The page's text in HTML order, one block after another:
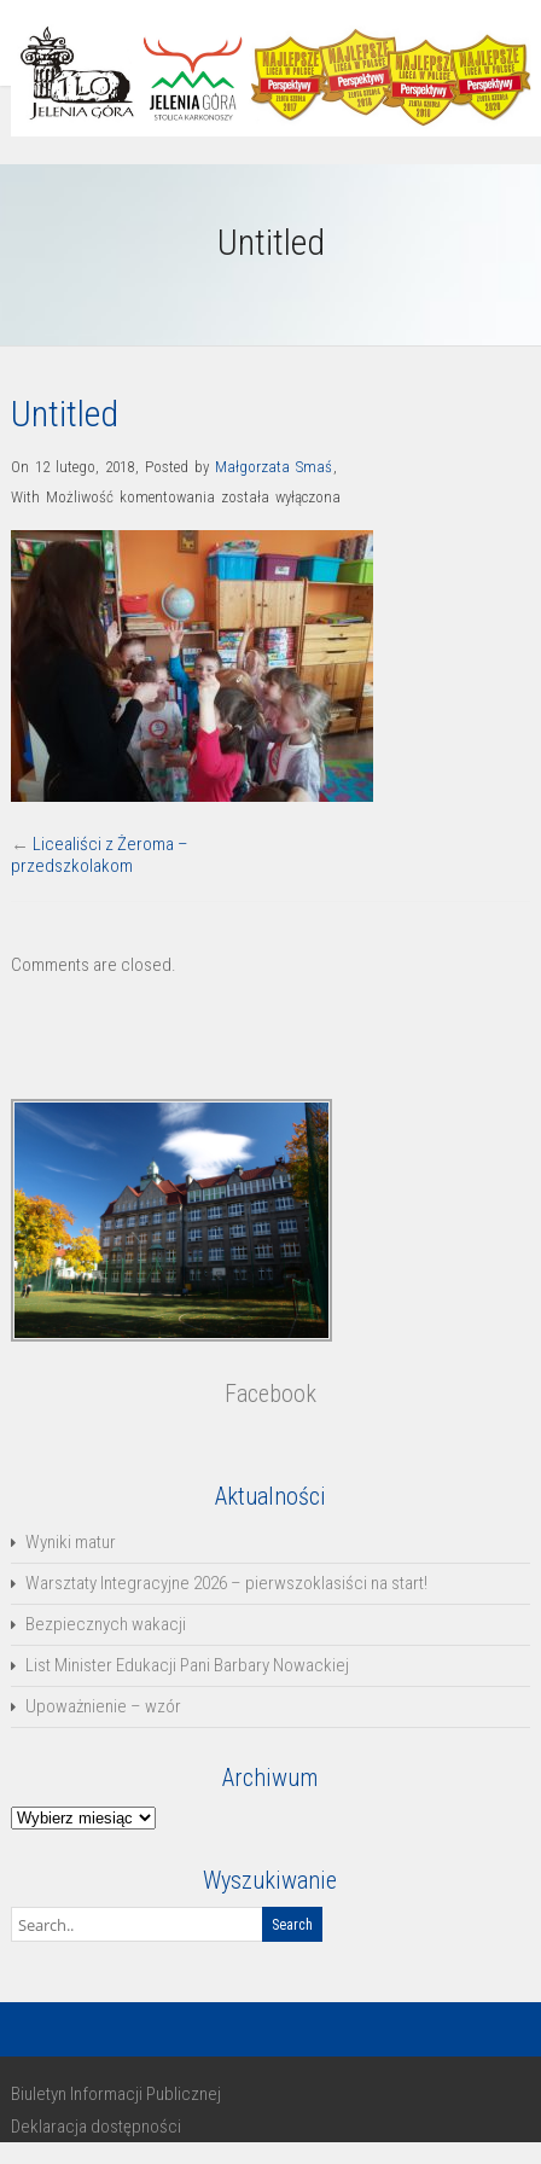
Untitled
Untitled
On 12 lutego, 2018, Posted by Małgorzata Smaś ,
With Możliwość komentowania Untitled
została wyłączona
← Licealiści z Żeroma –
przedszkolakom
Comments are closed.
Facebook
Aktualności
Wyniki matur
Warsztaty Integracyjne 2026 – pierwszoklasiści na start!
Bezpiecznych wakacji
List Minister Edukacji Pani Barbary Nowackiej
Upoważnienie – wzór
Archiwum
Archiwum
Wyszukiwanie
Biuletyn Informacji Publicznej
Deklaracja dostępności